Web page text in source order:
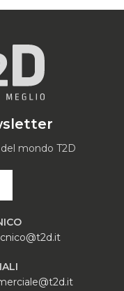
mondo T2D